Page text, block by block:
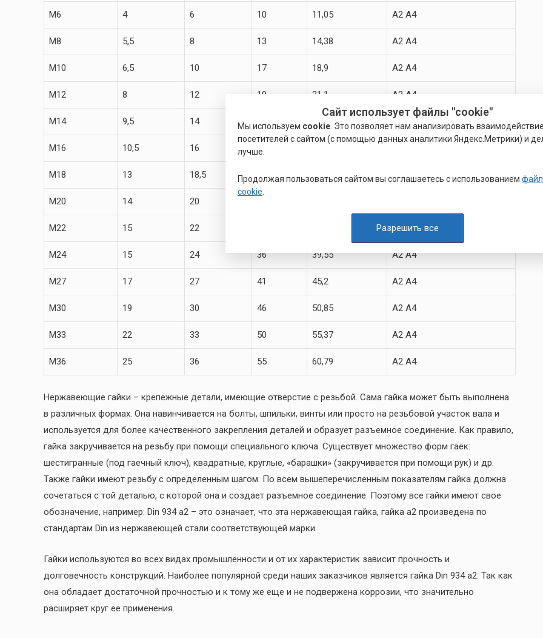
M6 4 6 10 11,05 A2 A4
M8 5,5 8 13 14,38 A2 A4
M10 6,5 10 17 18,9 A2 A4
M12 8 12 19 21,1 A2 A4
M14 9,5 14 24,49 A2 A4
M16 10,5 16 24
M18 13 18,5 27 29,56 A2 A4
M20 14 20
M22 15 22 A2 A4
M24 15 24 36 39,55 A2 A4
M27 17 27 41 45,2 A2 A4
M30 19 30 46 50,85 A2 A4
M33 22 33 50 55,37 A2 A4
M36 25 36 55 60,79 A2 A4
Нержавеющие гайки – крепежные детали, имеющие отверстие с резьбой. Сама гайка может быть выполнена
в различных формах. Она навинчивается на болты, шпильки, винты или просто на резьбовой участок вала и
используется для более качественного закрепления деталей и образует разъемное соединение. Как правило,
гайка закручивается на резьбу при помощи специального ключа. Существует множество форм гаек:
шестигранные (под гаечный ключ), квадратные, круглые, «барашки» (закручивается при помощи рук) и др.
Также гайки имеют резьбу с определенным шагом. По всем вышеперечисленным показателям гайка должна
сочетаться с той деталью, с которой она и создает разъемное соединение. Поэтому все гайки имеют свое
обозначение, например: Din 934 a2 – это означает, что эта нержавеющая гайка, гайка а2 произведена по
стандартам Din из нержавеющей стали соответствующей марки.
Гайки используются во всех видах промышленности и от их характеристик зависит прочность и
долговечность конструкций. Наиболее популярной среди наших заказчиков является гайка Din 934 a2. Так как
она обладает достаточной прочностью и к тому же еще и не подвержена коррозии, что значительно
расширяет круг ее применения.
Сайт использует файлы "cookie"
Мы используем cookie . Это позволяет нам анализировать взаимодействие
посетителей с сайтом (с помощью данных аналитики Яндекс.Метрики) и
лучше.
Продолжая пользоваться сайтом вы соглашаетесь с использованием
cookie
Разрешить все